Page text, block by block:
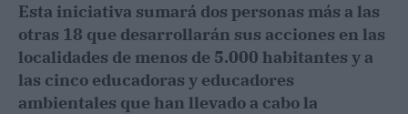
Esta iniciativa sumará dos personas más a las
otras 18 que desarrollarán sus acciones en las
localidades de menos de 5.000 habitantes y a
las cinco educadoras y educadores
ambientales que han llevado a cabo la